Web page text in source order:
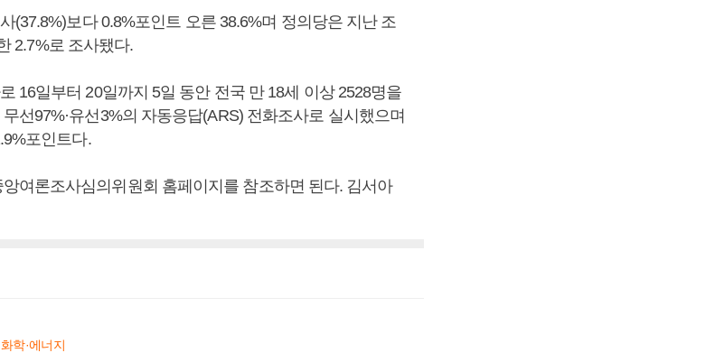
(37.8%)보다 0.8%포인트 오른 38.6%며 정의당은 지난 조
2.7%로 조사됐다.
16일부터 20일까지 5일 동안 전국 만 18세 이상 2528명을
선97%·유선3%의 자동응답(ARS) 전화조사로 실시했으며
포인트다.
여론조사심의위원회 홈페이지를 참조하면 된다. 김서아
화학·에너지